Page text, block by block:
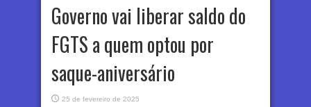
Governo vai liberar saldo do
FGTS a quem optou por
saque-aniversário
25 de fevereiro de 2025